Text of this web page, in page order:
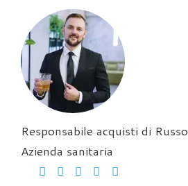
Responsabile acquisti di Russo
Azienda sanitaria